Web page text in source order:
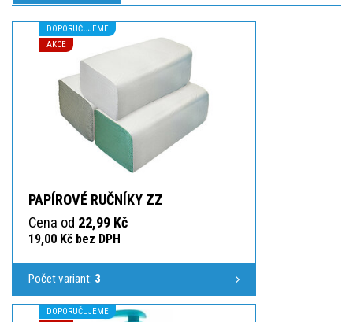
DOPORUČUJEME
AKCE
PAPÍROVÉ RUČNÍKY ZZ
Cena od 22,99 Kč
19,00 Kč bez DPH
Počet variant: 3
DOPORUČUJEME